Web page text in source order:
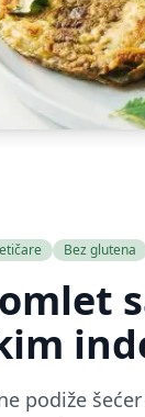
Bez glutena
podiže